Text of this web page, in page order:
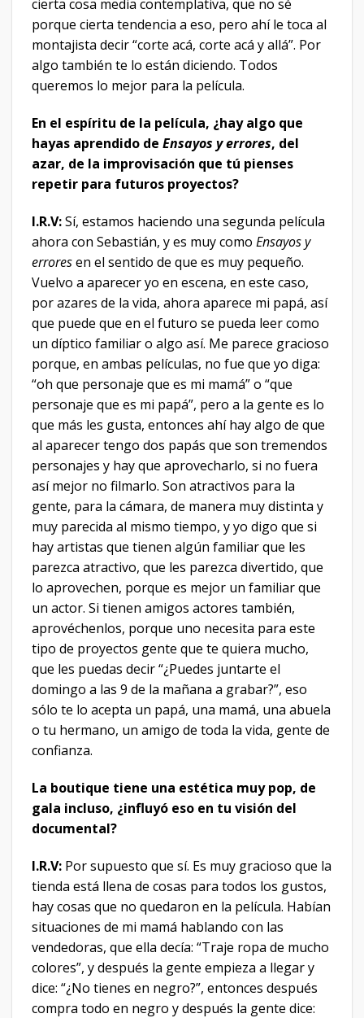
cierta cosa media contemplativa, que no sé
porque cierta tendencia a eso, pero ahí le toca al
montajista decir “corte acá, corte acá y allá”. Por
algo también te lo están diciendo. Todos
queremos lo mejor para la película.
En el espíritu de la película, ¿hay algo que
hayas aprendido de Ensayos y errores, del
azar, de la improvisación que tú pienses
repetir para futuros proyectos?
I.R.V:Sí, estamos haciendo una segunda película
ahora con Sebastián, y es muy como Ensayos y
erroresen el sentido de que es muy pequeño.
Vuelvo a aparecer yo en escena, en este caso,
por azares de la vida, ahora aparece mi papá, así
que puede que en el futuro se pueda leer como
un díptico familiar o algo así. Me parece gracioso
porque, en ambas películas, no fue que yo diga:
“oh que personaje que es mi mamá” o “que
personaje que es mi papá”, pero a la gente es lo
que más les gusta, entonces ahí hay algo de que
al aparecer tengo dos papás que son tremendos
personajes y hay que aprovecharlo, si no fuera
así mejor no filmarlo. Son atractivos para la
gente, para la cámara, de manera muy distinta y
muy parecida al mismo tiempo, y yo digo que si
hay artistas que tienen algún familiar que les
parezca atractivo, que les parezca divertido, que
lo aprovechen, porque es mejor un familiar que
un actor. Si tienen amigos actores también,
aprovéchenlos, porque uno necesita para este
tipo de proyectos gente que te quiera mucho,
que les puedas decir “¿Puedes juntarte el
domingo a las 9 de la mañana a grabar?”, eso
sólo te lo acepta un papá, una mamá, una abuela
o tu hermano, un amigo de toda la vida, gente de
confianza.
La boutique tiene una estética muy pop, de
gala incluso, ¿influyó eso en tu visión del
documental?
I.R.V: Por supuesto que sí. Es muy gracioso que la
tienda está llena de cosas para todos los gustos,
hay cosas que no quedaron en la película. Habían
situaciones de mi mamá hablando con las
vendedoras, que ella decía: “Traje ropa de mucho
colores”, y después la gente empieza a llegar y
dice: “¿No tienes en negro?”, entonces después
compra todo en negro y después la gente dice: